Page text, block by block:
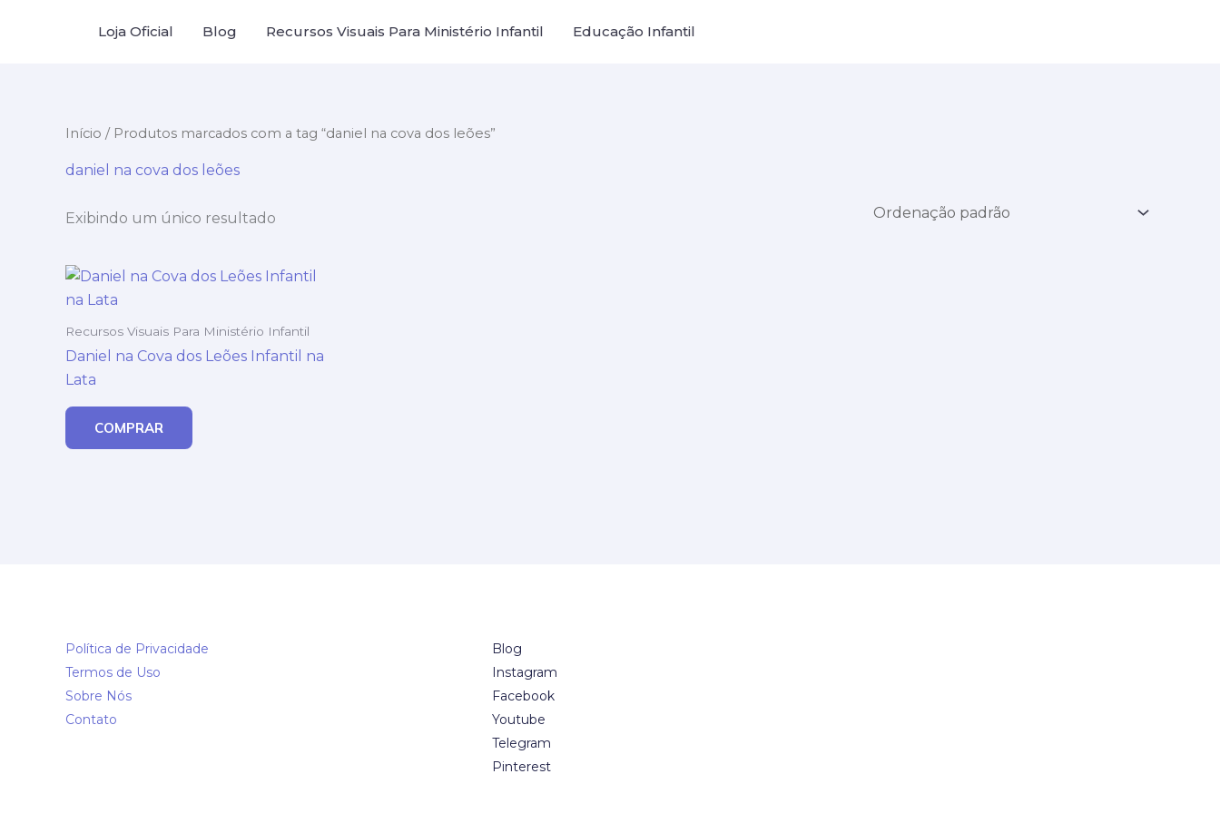
Loja Oficial Blog Recursos Visuais Para Ministério Infantil Educação Infantil
Início / Produtos marcados com a tag “daniel na cova dos leões”
daniel na cova dos leões
Exibindo um único resultado
Recursos Visuais Para Ministério Infantil
Daniel na Cova dos Leões Infantil na
Lata
COMPRAR
Política de Privacidade
Termos de Uso
Sobre Nós
Contato
Blog
Instagram
Facebook
Youtube
Telegram
Pinterest